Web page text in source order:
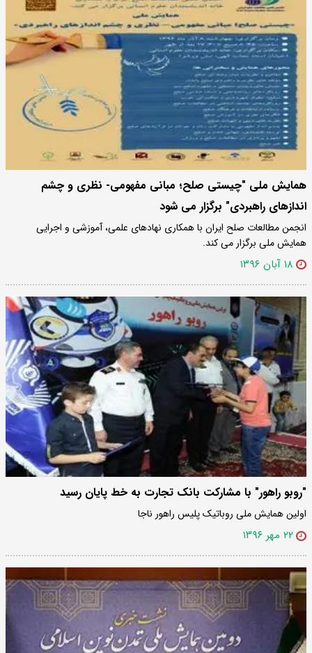
همایش ملی "چیستی صلح؛ مبانی مفهومی- نظری و چشم
اندازهای راهبردی" برگزار می شود
انجمن مطالعات صلح ایران با همکاری نهادهای علمی، آموزشی و اجرایی
همایش ملی برگزار می کند.
۱۸ آبان ۱۳۹۶
"روبو راهور" با مشارکت بانک تجارت به خط پایان رسید
اولین همایش ملی روباتیک پلیس راهور ناجا
۲۲ مهر ۱۳۹۶